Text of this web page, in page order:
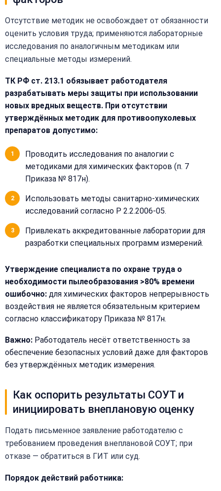
Закрыть
меню
Отсутствие методик не освобождает от обязанности
оценить условия труда; применяются лабораторные
исследования по аналогичным методикам или
специальные методы измерений.
ТК РФ ст. 213.1 обязывает работодателя
разрабатывать меры защиты при использовании
новых вредных веществ. При отсутствии
утверждённых методик для противоопухолевых
препаратов допустимо:
Проводить исследования по аналогии с
методиками для химических факторов (п. 7
Приказа № 817н).
Использовать методы санитарно-химических
исследований согласно Р 2.2.2006-05.
Привлекать аккредитованные лаборатории для
разработки специальных программ измерений.
Утверждение специалиста по охране труда о
необходимости пылеобразования >80% времени
ошибочно: для химических факторов непрерывность
воздействия не является обязательным критерием
согласно классификатору Приказа № 817н.
Важно: Работодатель несёт ответственность за
обеспечение безопасных условий даже для факторов
без утверждённых методик измерения.
Как оспорить результаты СОУТ и
инициировать внеплановую оценку
Подать письменное заявление работодателю с
требованием проведения внеплановой СОУТ; при
отказе — обратиться в ГИТ или суд.
Порядок действий работника:
Написать
нам
Имя:
Сообщение:
Согласен на
обработку
персональных
данных
Бесплатная
Оставьте
имя
и
телефон
перезвоним
рассчитаем
стоимость
Имя:
Телефон:
Добавить
комментарий
Согласен на
обработку
персональных
данных
Обычно
в течение
15 минут
Получить расчёт
Или
нам:
+7
(499)
995-
40